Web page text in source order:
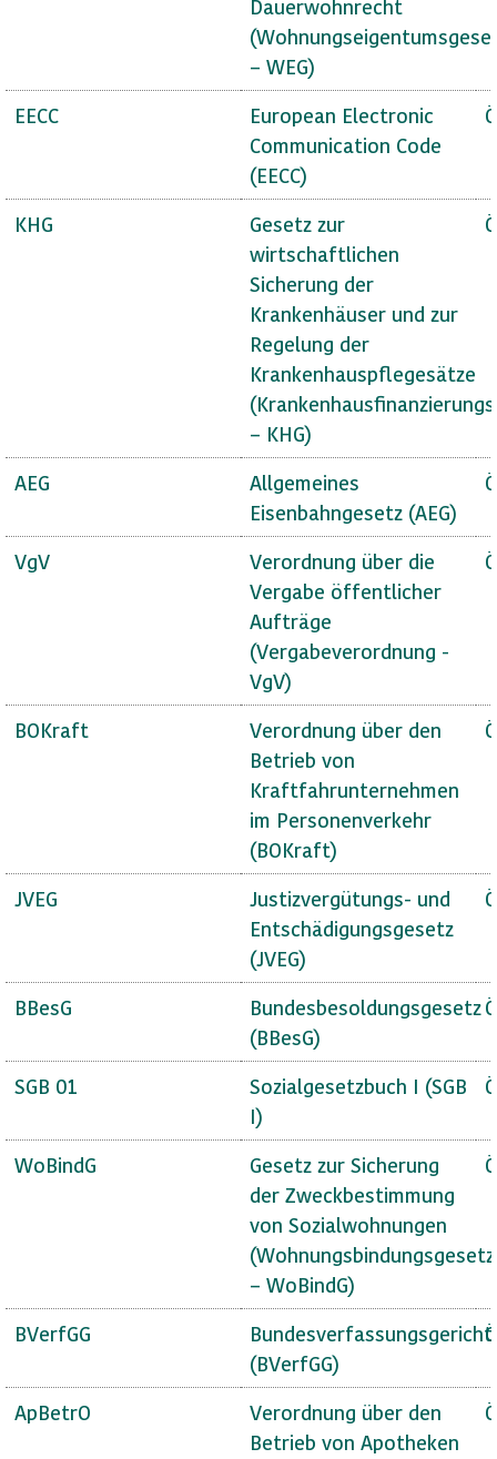
Dauerwohnrecht
– WEG)
EECC
European Electronic
Communication Code
(EECC)
KHG
Gesetz zur
wirtschaftlichen
Sicherung der
Krankenhäuser und zur
Regelung der
Krankenhauspflegesätze
– KHG)
AEG
Allgemeines
Eisenbahngesetz (AEG)
VgV
Verordnung über die
Vergabe öffentlicher
Aufträge
(Vergabeverordnung -
VgV)
BOKraft
Verordnung über den
Betrieb von
Kraftfahrunternehmen
im Personenverkehr
(BOKraft)
JVEG
Justizvergütungs- und
Entschädigungsgesetz
(JVEG)
BBesG
Bundesbesoldungsgesetz
(BBesG)
SGB 01
Sozialgesetzbuch I (SGB
I)
WoBindG
Gesetz zur Sicherung
der Zweckbestimmung
von Sozialwohnungen
(Wohnungsbindungsgesetz
– WoBindG)
BVerfGG
(BVerfGG)
ApBetrO
Verordnung über den
Betrieb von Apotheken